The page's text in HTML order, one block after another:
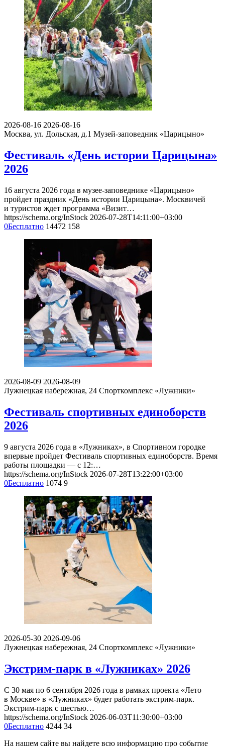
2026-08-16 2026-08-16
Москва, ул. Дольская, д.1 Музей-заповедник «Царицыно»
Фестиваль «День истории Царицына»
2026
16 августа 2026 года в музее-заповеднике «Царицыно»
пройдет праздник «День истории Царицына». Москвичей
и туристов ждет программа «Визит…
https://schema.org/InStock 2026-07-28T14:11:00+03:00
0Бесплатно 14472 158
2026-08-09 2026-08-09
Лужнецкая набережная, 24 Спорткомплекс «Лужники»
Фестиваль спортивных единоборств
2026
9 августа 2026 года в «Лужниках», в Спортивном городке
впервые пройдет Фестиваль спортивных единоборств. Время
работы площадки — с 12:…
https://schema.org/InStock 2026-07-28T13:22:00+03:00
0Бесплатно 1074 9
2026-05-30 2026-09-06
Лужнецкая набережная, 24 Спорткомплекс «Лужники»
Экстрим-парк в «Лужниках» 2026
С 30 мая по 6 сентября 2026 года в рамках проекта «Лето
в Москве» в «Лужниках» будет работать экстрим-парк.
Экстрим-парк с шестью…
https://schema.org/InStock 2026-06-03T11:30:00+03:00
0Бесплатно 4244 34
На нашем сайте вы найдете всю информацию про событие